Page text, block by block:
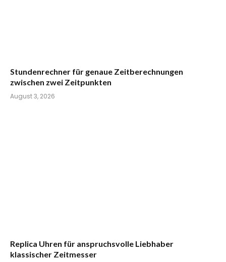
Stundenrechner für genaue Zeitberechnungen
zwischen zwei Zeitpunkten
August 3, 2026
Replica Uhren für anspruchsvolle Liebhaber
klassischer Zeitmesser